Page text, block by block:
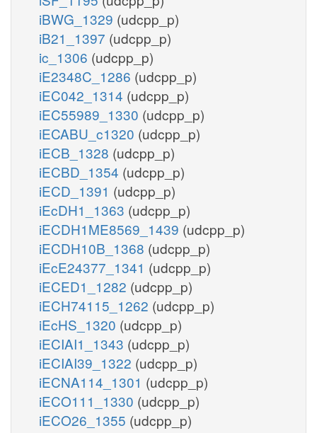
iBWG_1329 (udcpp_p)
iB21_1397 (udcpp_p)
ic_1306 (udcpp_p)
iE2348C_1286 (udcpp_p)
iEC042_1314 (udcpp_p)
iEC55989_1330 (udcpp_p)
iECABU_c1320 (udcpp_p)
iECB_1328 (udcpp_p)
iECBD_1354 (udcpp_p)
iECD_1391 (udcpp_p)
iEcDH1_1363 (udcpp_p)
iECDH1ME8569_1439 (udcpp_p)
iECDH10B_1368 (udcpp_p)
iEcE24377_1341 (udcpp_p)
iECED1_1282 (udcpp_p)
iECH74115_1262 (udcpp_p)
iEcHS_1320 (udcpp_p)
iECIAI1_1343 (udcpp_p)
iECIAI39_1322 (udcpp_p)
iECNA114_1301 (udcpp_p)
iECO111_1330 (udcpp_p)
iECO26_1355 (udcpp_p)